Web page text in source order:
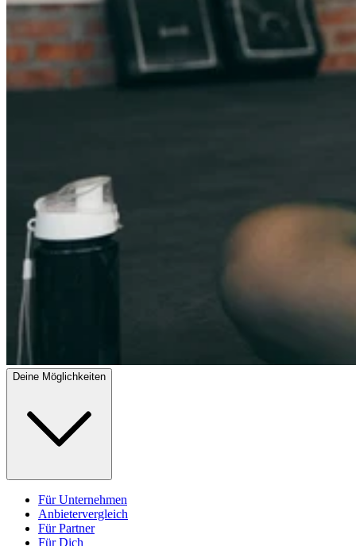
Deine Möglichkeiten
Für Unternehmen
Anbietervergleich
Für Partner
Für Dich